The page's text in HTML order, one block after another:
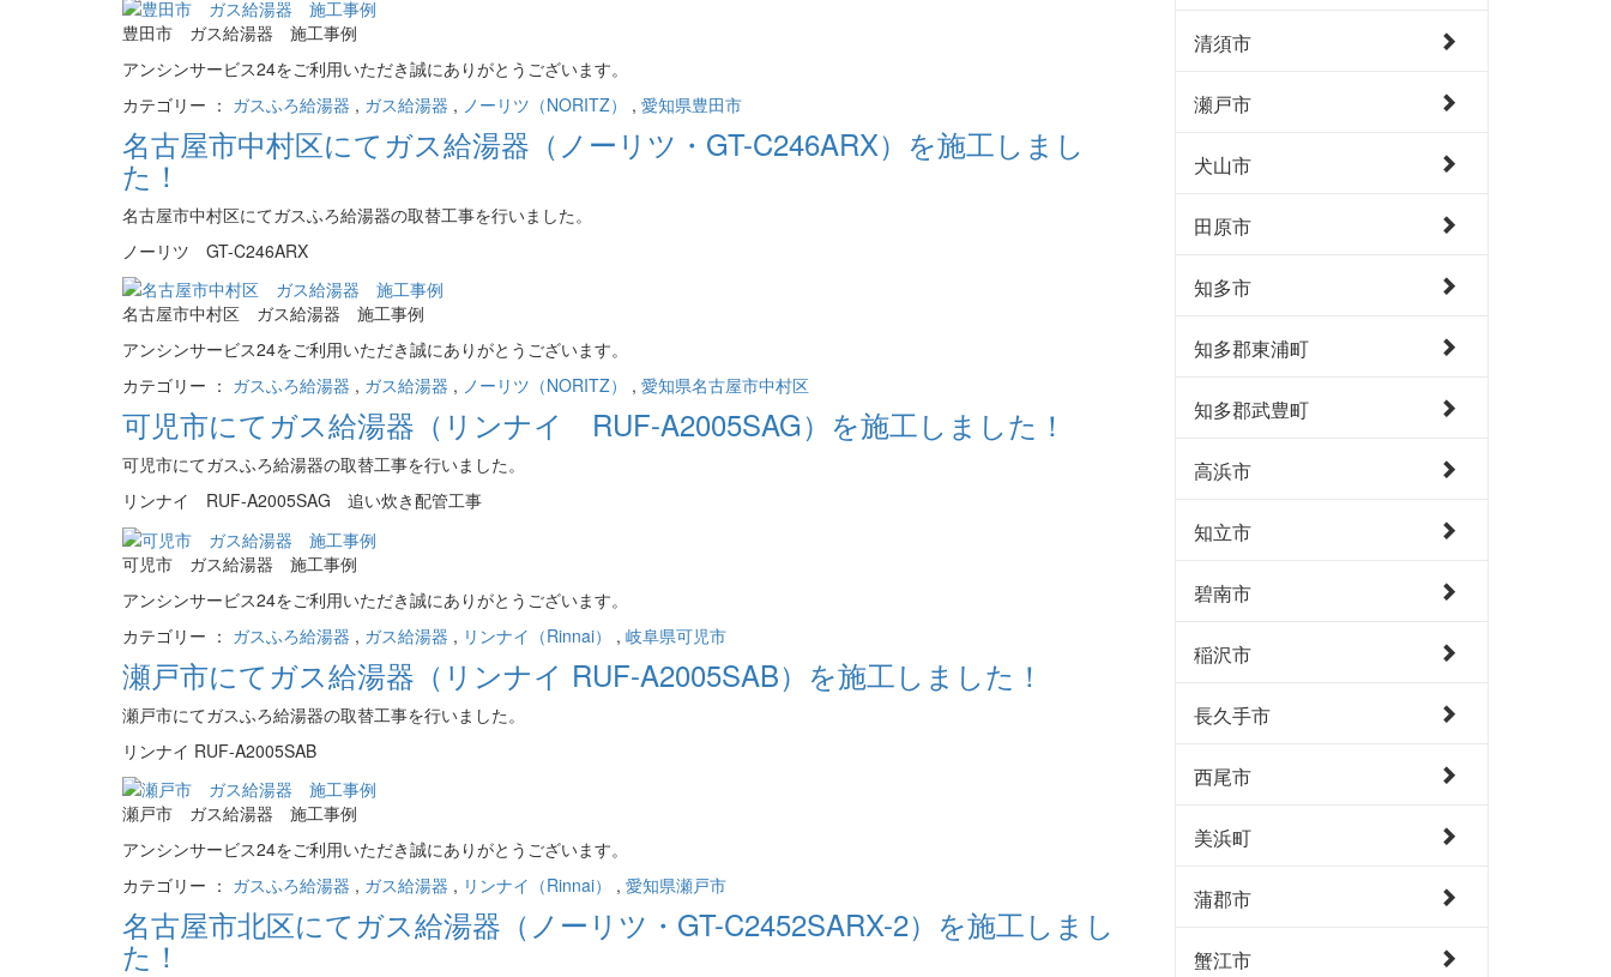
豊田市 ガス給湯器 施工事例
アンシンサービス24をご利用いただき誠にありがとうございます。
カテゴリー ： ガスふろ給湯器 , ガス給湯器 , ノーリツ（NORITZ） , 愛知県豊田市
名古屋市中村区にてガス給湯器（ノーリツ・GT-C246ARX）を施工しまし
た！
名古屋市中村区にてガスふろ給湯器の取替工事を行いました。
ノーリツ GT-C246ARX
名古屋市中村区 ガス給湯器 施工事例
アンシンサービス24をご利用いただき誠にありがとうございます。
カテゴリー ： ガスふろ給湯器 , ガス給湯器 , ノーリツ（NORITZ） , 愛知県名古屋市中村区
可児市にてガス給湯器（リンナイ RUF-A2005SAG）を施工しました！
可児市にてガスふろ給湯器の取替工事を行いました。
リンナイ RUF-A2005SAG 追い炊き配管工事
可児市 ガス給湯器 施工事例
アンシンサービス24をご利用いただき誠にありがとうございます。
カテゴリー ： ガスふろ給湯器 , ガス給湯器 , リンナイ（Rinnai） , 岐阜県可児市
瀬戸市にてガス給湯器（リンナイ RUF-A2005SAB）を施工しました！
瀬戸市にてガスふろ給湯器の取替工事を行いました。
リンナイ RUF-A2005SAB
瀬戸市 ガス給湯器 施工事例
アンシンサービス24をご利用いただき誠にありがとうございます。
カテゴリー ： ガスふろ給湯器 , ガス給湯器 , リンナイ（Rinnai） , 愛知県瀬戸市
名古屋市北区にてガス給湯器（ノーリツ・GT-C2452SARX-2）を施工しまし
た！
清須市
瀬戸市
犬山市
田原市
知多市
知多郡東浦町
知多郡武豊町
高浜市
知立市
碧南市
稲沢市
長久手市
西尾市
美浜町
蒲郡市
蟹江市